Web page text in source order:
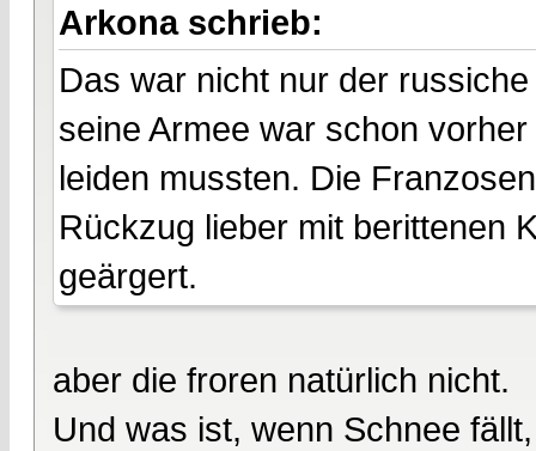
Arkona schrieb:
Das war nicht nur der
seine Armee war schon
leiden mussten. Die
Rückzug lieber mit berittenen
geärgert.
aber die froren natürlich nicht.
Und was ist, wenn Schnee